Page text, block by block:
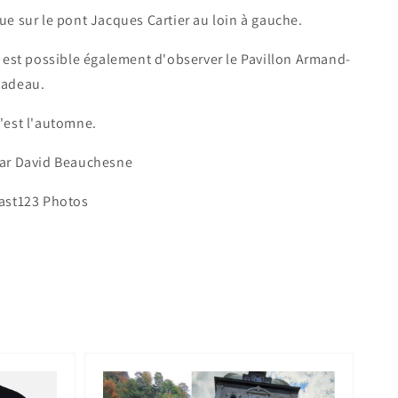
sur le pont Jacques Cartier au loin à gauche.
est possible également d'observer le Pavillon Armand-
l'automne.
David Beauchesne
Photos